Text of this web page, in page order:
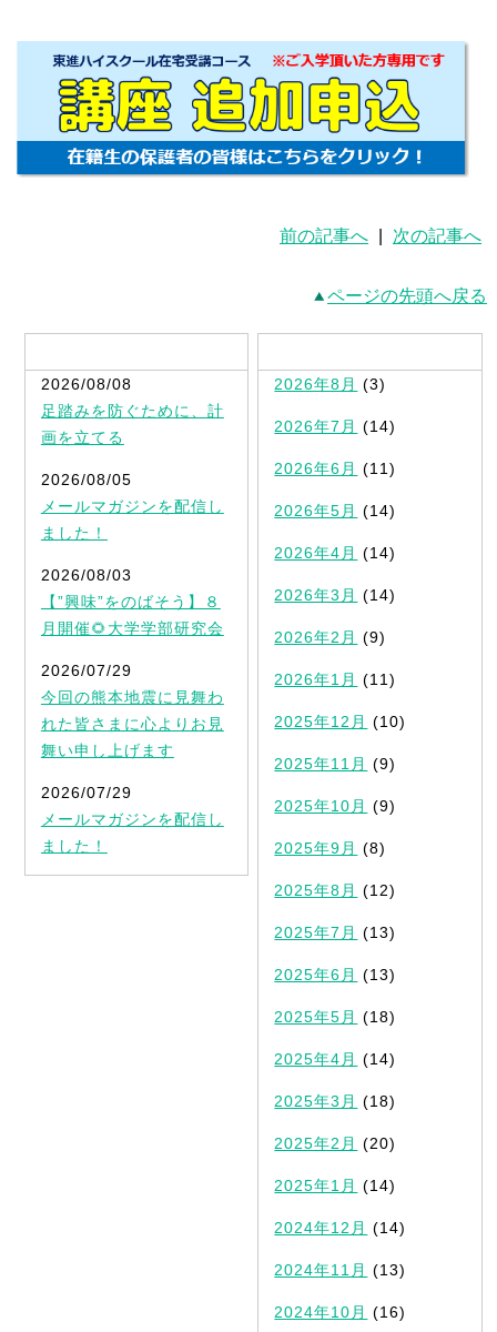
前の記事へ 次の記事へ
ページの先頭へ戻る
2026/08/08
足踏みを防ぐために、計
画を立てる
2026/08/05
メールマガジンを配信し
ました！
2026/08/03
【”興味”をのばそう】８
月開催🌻大学学部研究会
2026/07/29
今回の熊本地震に見舞わ
れた皆さまに心よりお見
舞い申し上げます
2026/07/29
メールマガジンを配信し
ました！
2026年8月 (3)
2026年7月 (14)
2026年6月 (11)
2026年5月 (14)
2026年4月 (14)
2026年3月 (14)
2026年2月 (9)
2026年1月 (11)
2025年12月 (10)
2025年11月 (9)
2025年10月 (9)
2025年9月 (8)
2025年8月 (12)
2025年7月 (13)
2025年6月 (13)
2025年5月 (18)
2025年4月 (14)
2025年3月 (18)
2025年2月 (20)
2025年1月 (14)
2024年12月 (14)
2024年11月 (13)
2024年10月 (16)